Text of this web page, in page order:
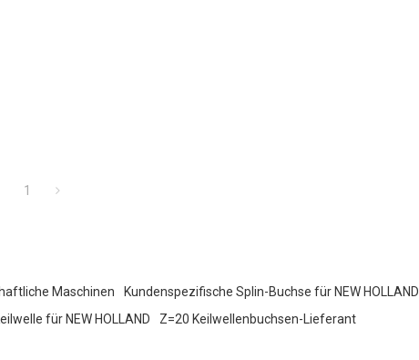
1
Maschinen
Kundenspezifische Splin-Buchse für NEW HOLLAND
für NEW HOLLAND Z=20 Keilwellenbuchsen-Lieferant